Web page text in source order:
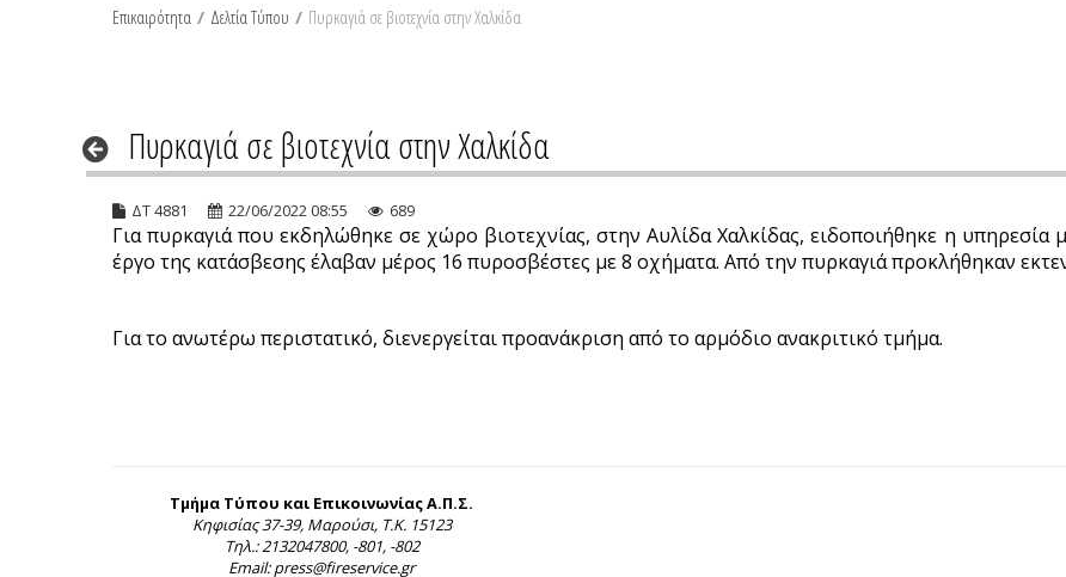
Επικαιρότητα / Δελτία Τύπου / Πυρκαγιά σε βιοτεχνία στην Χαλκίδα
Πυρκαγιά σε βιοτεχνία στην Χαλκίδα
ΔΤ 4881 22/06/2022 08:55 689
Για πυρκαγιά που εκδηλώθηκε σε χώρο βιοτεχνίας, στην Αυλίδα Χαλκίδας, ειδοποιήθηκε η
έργο της κατάσβεσης έλαβαν μέρος 16 πυροσβέστες με 8 οχήματα. Από την πυρκαγιά προκλήθηκαν
Για το ανωτέρω περιστατικό, διενεργείται προανάκριση από το αρμόδιο ανακριτικό τμήμα.
Τμήμα Τύπου και Επικοινωνίας Α.Π.Σ.
Κηφισίας 37-39, Μαρούσι, Τ.Κ. 15123
Τηλ.: 2132047800, -801, -802
Email: press@fireservice.gr